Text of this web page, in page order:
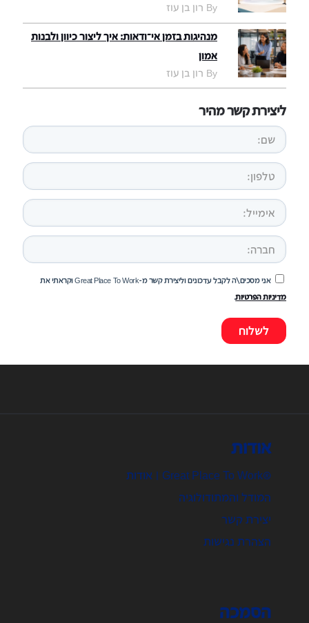
By רון בן עוז
מנהיגות בזמן אי־ודאות: איך ליצור כיוון ולבנות
אמון
By רון בן עוז
ליצירת קשר מהיר
אני מסכים\ה לקבל עדכונים וליצירת קשר מ-Great Place To Work וקראתי את
מדיניות הפרטיות.
אודות
®Great Place To Work | אודות
המודל והמתודולוגיה
יצירת קשר
הצהרת נגישות
הסמכה